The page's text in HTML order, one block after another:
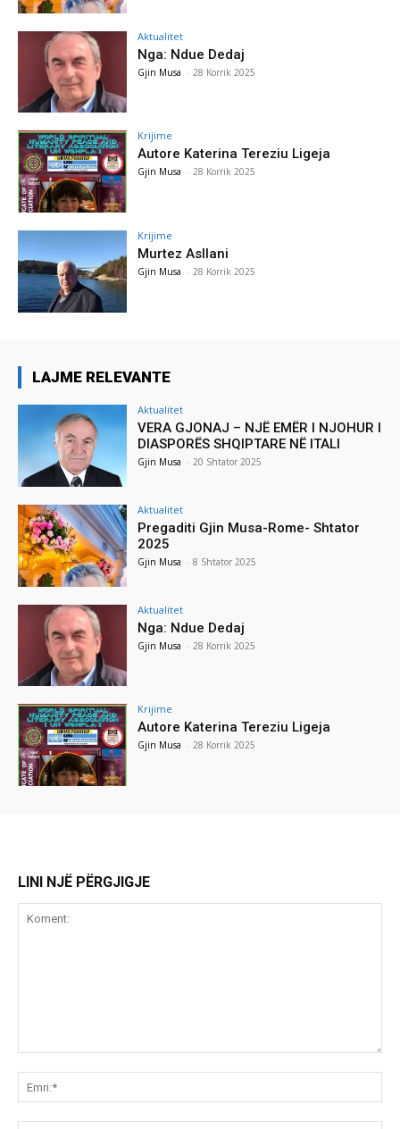
Aktualitet
Nga: Ndue Dedaj
Gjin Musa - 28 Korrik 2025
Krijime
Autore Katerina Tereziu Ligeja
Gjin Musa - 28 Korrik 2025
Krijime
Murtez Asllani
Gjin Musa - 28 Korrik 2025
LAJME RELEVANTE
Aktualitet
VERA GJONAJ – NJË EMËR I NJOHUR I
DIASPORËS SHQIPTARE NË ITALI
Gjin Musa - 20 Shtator 2025
Aktualitet
Pregaditi Gjin Musa-Rome- Shtator
2025
Gjin Musa - 8 Shtator 2025
Aktualitet
Nga: Ndue Dedaj
Gjin Musa - 28 Korrik 2025
Krijime
Autore Katerina Tereziu Ligeja
Gjin Musa - 28 Korrik 2025
LINI NJË PËRGJIGJE